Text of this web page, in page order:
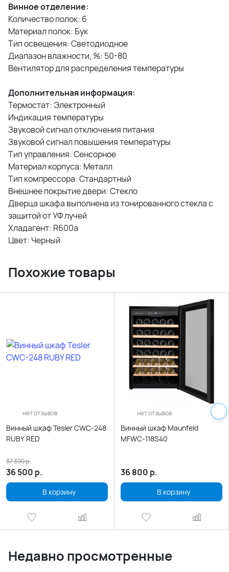
Винное отделение:
Количество полок: 6
Материал полок: Бук
Тип освещения: Светодиодное
Диапазон влажности, %: 50-80
Вентилятор для распределения температуры
Дополнительная информация:
Термостат: Электронный
Индикация температуры
Звуковой сигнал отключения питания
Звуковой сигнал повышения температуры
Тип управления: Сенсорное
Материал корпуса: Металл
Тип компрессора: Стандартный
Внешнее покрытие двери: Стекло
Дверца шкафа выполнена из тонированного стекла с
защитой от УФ лучей
Хладагент: R600a
Цвет: Черный
Похожие товары
нет отзывов
Винный шкаф Tesler CWC-248
RUBY RED
36 500 р.
37 390р.
В корзину
нет отзывов
Винный шкаф Maunfeld
MFWC-118S40
36 800 р.
В корзину
Недавно просмотренные